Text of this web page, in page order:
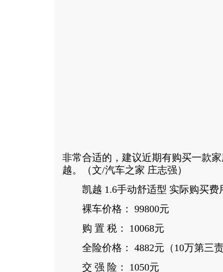
非常合适的，建议近期有购买一款
越。（文/汽车之家 庄志强）
凯越 1.6手动舒适型 实际购买费
裸车价格： 99800元
购 置 税： 10068元
全险价格： 4882元（10万第三
交 强 险： 1050元